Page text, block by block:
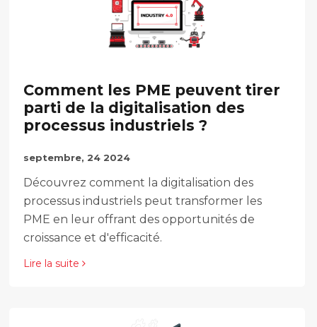
Comment les PME peuvent tirer
parti de la digitalisation des
processus industriels ?
septembre, 24 2024
Découvrez comment la digitalisation des
processus industriels peut transformer les
PME en leur offrant des opportunités de
croissance et d'efficacité.
Lire la suite